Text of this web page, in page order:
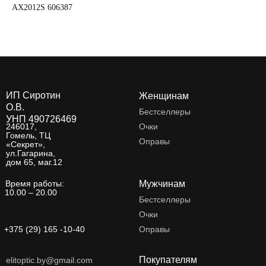
AX2012S 606387
+375 (29) 165 -10-40
Бестселлеры
Женщинам
Очки
Оправы
Бестселлеры
Мужчинам
Очки
Оправы
Покупателям
ИП Сиротин
О.В.
УНП 490726469
246017,
Гомель, ТЦ
«Секрет»,
ул.Гагарина,
дом 65, маг.12
Время работы:
10.00 – 20.00
elitoptic.by@gmail.com